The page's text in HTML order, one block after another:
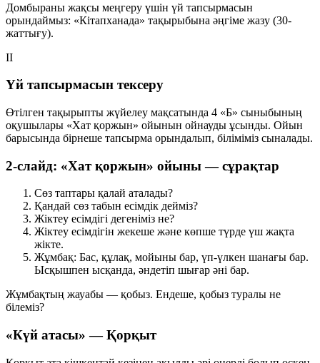
Домбыраны жақсы меңгеру үшін үй тапсырмасын
орындаймыз: «Кітапханада» тақырыбына әңгіме жазу (30-
жаттығу).
II
Үй тапсырмасын тексеру
Өтілген тақырыпты жүйелеу мақсатында 4 «Б» сыныбының
оқушылары «Хат қоржын» ойынын ойнауды ұсынды. Ойын
барысында бірнеше тапсырма орындалып, біліміміз сыналады.
2-слайд: «Хат қоржын» ойыны — сұрақтар
Сөз таптары қалай аталады?
Қандай сөз табын есімдік дейміз?
Жіктеу есімдігі дегеніміз не?
Жіктеу есімдігін жекеше және көпше түрде үш жақта
жікте.
Жұмбақ: Бас, құлақ, мойыны бар, үп-үлкен шанағы бар.
Ысқышпен ысқанда, әндетіп шығар әні бар.
Жұмбақтың жауабы — қобыз. Ендеше, қобыз туралы не
білеміз?
«Күй атасы» — Қорқыт